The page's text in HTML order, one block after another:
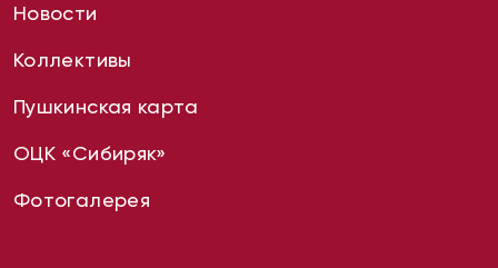
Новости
Коллективы
Пушкинская карта
ОЦК «Сибиряк»
Фотогалерея